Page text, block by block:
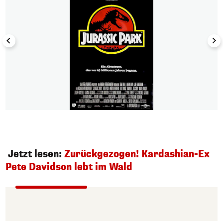
Jetzt lesen: Zurückgezogen! Kardashian-Ex
Pete Davidson lebt im Wald